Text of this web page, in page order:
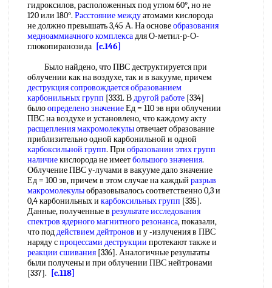
гидроксилов, расположенных под углом 60°, но не
120 или 180°. Расстояние междуатомами кислорода
не должно превышать 3,45 А. На основеобразования
медноаммиачного комплексадля О-метил-р-О-
глюкопиранозида [c.146]
Было найдено, что ПВС деструктируется при
облучении как на воздухе, так и в вакууме, причем
деструкция сопровождаетсяобразованием
карбонильных групп [3331. Вдругой работе [334]
былоопределено значениеЕд = 110 эв нри облучении
ПВС на воздухе и установлено, что каждому акту
расщепления макромолекулыотвечает образование
приблизительно одной карбонильной и одной
карбоксильной групп. При образовании этихгрупп
наличиекислорода не имеетбольшого значения.
Облучение ПВС у-лучами в вакууме дало значение
Ед = 100 эв, причем в этом случае на каждый разрыв
макромолекулыобразовывалось соответственно 0,3 и
0,4 карбонильных и карбоксильных групп [335].
Данные, полученные в результате исследования
спектров ядерного магнитного резонанса, показали,
что поддействием дейтронов и у -излучения в ПВС
наряду спроцессами деструкции протекают также и
реакции сшивания [336]. Аналогичные результаты
были получены и при облучении ПВС нейтронами
[337].
[c.118]